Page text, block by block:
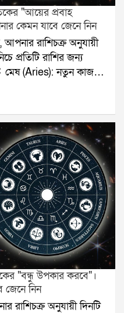
"আয়ের প্রবাহ
কেমন যাবে জেনে নিন
প্রতিটি রাশির জন্য
মেষ (Aries): নতুন কাজ
মিথুন
স্বাস্থ্যে নজর দিন।
কন্যা (Virgo): প্রেম
বৃশ্চিক (Scorpio):
অগ্রগতি স্থির।
কমবে।🌊 কুম্ভ
মীন (Pisces):
সমস্যার স্থায়ী সমাধানের
"বন্ধু উপকার করবে"।
নিন